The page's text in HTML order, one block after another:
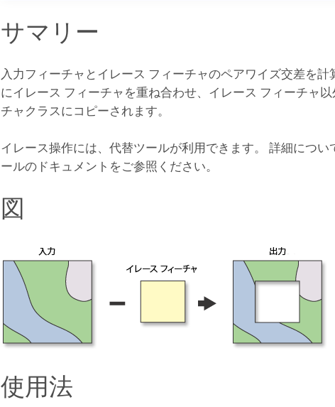
サマリー
入力フィーチャとイレース フィーチャのペアワイズ交差を計
にイレース フィーチャを重ね合わせ、イレース フィーチャ
チャクラスにコピーされます。
イレース操作には、代替ツールが利用できます。 詳細につい
ールのドキュメントをご参照ください。
図
使用法